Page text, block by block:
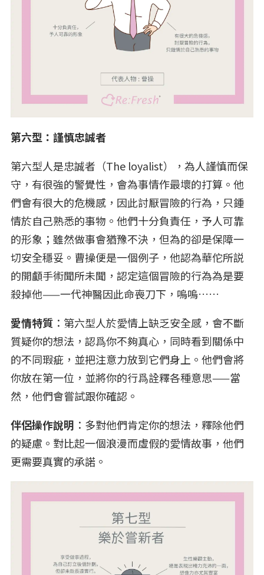
第六型：謹慎忠誠者
第六型人是忠誠者（The loyalist），為人謹慎而保
守，有很強的警覺性，會為事情作最壞的打算。他
們會有很大的危機感，因此討厭冒險的行為，只鍾
情於自己熟悉的事物。他們十分負責任，予人可靠
的形象；雖然做事會猶豫不決，但為的卻是保障一
切安全穩妥。曹操便是一個例子，他認為華佗所説
的開顱手術聞所未聞，認定這個冒險的行為為是要
殺掉他——一代神醫因此命喪刀下，嗚嗚……
愛情特質 ：第六型人於愛情上缺乏安全感，會不斷
質疑你的想法，認爲你不夠真心，同時看到關係中
的不同瑕疵，並把注意力放到它們身上。他們會將
你放在第一位，並將你的行爲詮釋各種意思——當
然，他們會嘗試跟你確認。
伴侶操作說明 ：多對他們肯定你的想法，釋除他們
的疑慮。對比起一個浪漫而虛假的愛情故事，他們
更需要真實的承諾。